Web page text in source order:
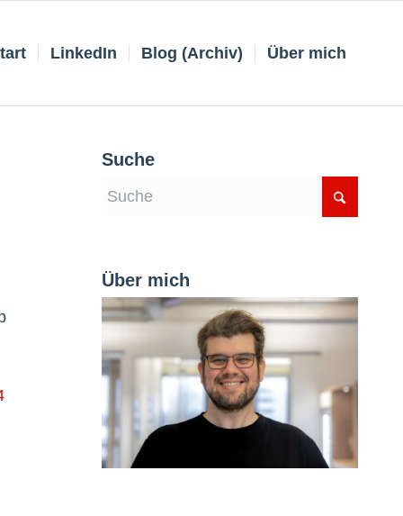
LinkedIn Blog (Archiv) Über mich
Suche
Über mich